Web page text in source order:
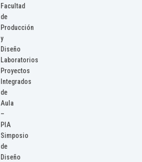
Facultad
de
Producción
y
Diseño
Laboratorios
Proyectos
Integrados
de
Aula
–
PIA
Simposio
de
Diseño